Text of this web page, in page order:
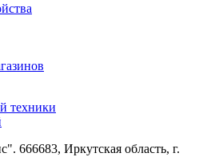
техники
666683, Иркутская область, г.